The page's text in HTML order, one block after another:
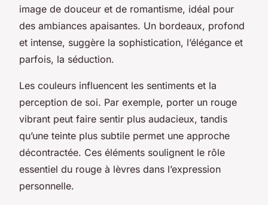
image de douceur et de romantisme, idéal pour
des ambiances apaisantes. Un bordeaux, profond
et intense, suggère la sophistication, l’élégance et
parfois, la séduction.
Les couleurs influencent les sentiments et la
perception de soi. Par exemple, porter un rouge
vibrant peut faire sentir plus audacieux, tandis
qu’une teinte plus subtile permet une approche
décontractée. Ces éléments soulignent le rôle
essentiel du rouge à lèvres dans l’expression
personnelle.